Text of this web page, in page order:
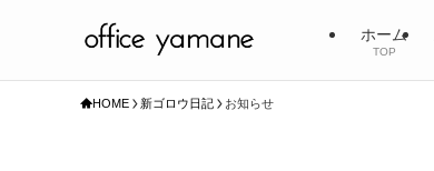
ホーム
TOP
HOME 新ゴロウ日記 お知らせ